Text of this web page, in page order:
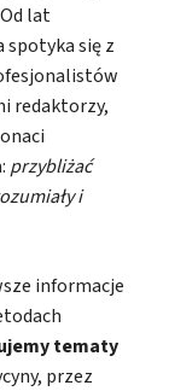
lat
się z
redaktorzy,
przybliżać
i
informacje
tematy
przez